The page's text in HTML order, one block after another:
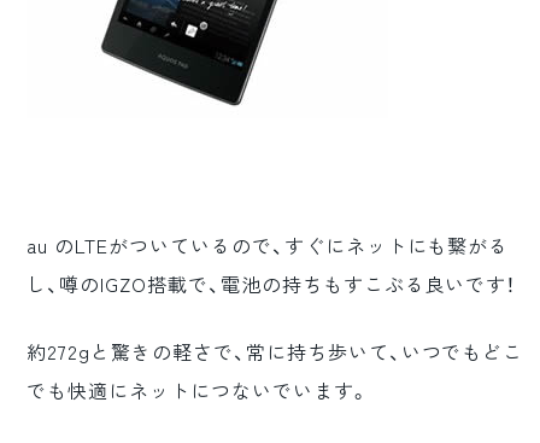
au のLTEがついているので、すぐにネットにも繋がる
し、噂のIGZO搭載で、電池の持ちもすこぶる良いです！
約272gと驚きの軽さで、常に持ち歩いて、いつでもどこ
でも快適にネットにつないでいます。